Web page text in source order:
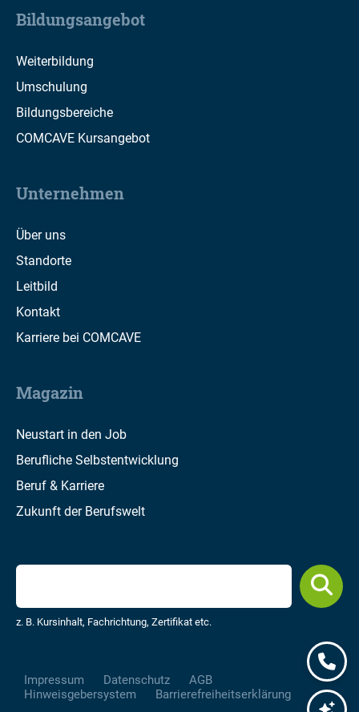
Bildungsangebot
Weiterbildung
Umschulung
Bildungsbereiche
COMCAVE Kursangebot
Unternehmen
Über uns
Standorte
Leitbild
Kontakt
Karriere bei COMCAVE
Magazin
Neustart in den Job
Berufliche Selbstentwicklung
Beruf & Karriere
Zukunft der Berufswelt
z. B. Kursinhalt, Fachrichtung, Zertifikat etc.
Impressum Datenschutz
AGB
Hinweisgebersystem
Barrierefreiheitserklärung